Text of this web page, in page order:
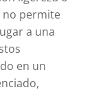
no permite
a una
en un